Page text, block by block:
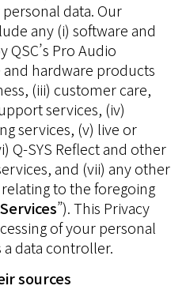
data. Our
any (i) software and
Pro Audio
hardware products
(iii) customer care,
services, (iv)
services, (v) live or
Q-SYS Reflect and other
and (vii) any other
to the foregoing
”). This Privacy
of your personal
a data controller.
sources